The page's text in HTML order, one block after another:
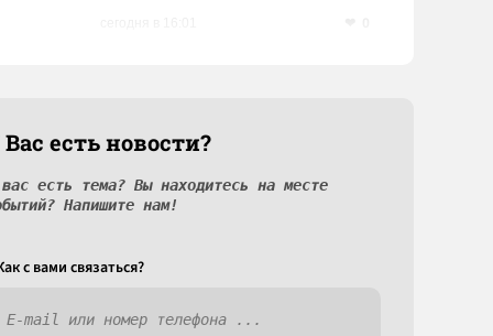
есть новости?
есть тема? Вы находитесь на месте
Напишите нам!
c вами связаться?